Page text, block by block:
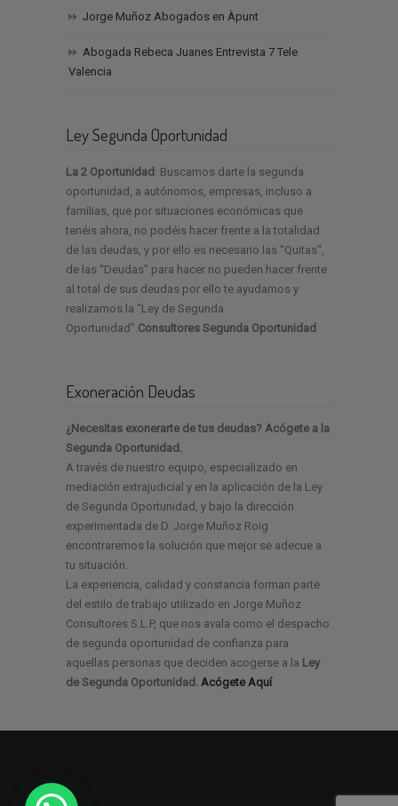
Jorge Muñoz Abogados en Àpunt
Abogada Rebeca Juanes Entrevista 7 Tele
Valencia
Ley Segunda Oportunidad
La 2 Oportunidad : Buscamos darte la segunda
oportunidad, a autónomos, empresas, incluso a
familias, que por situaciones económicas que
tenéis ahora, no podéis hacer frente a la totalidad
de las deudas, y por ello es necesario las “Quitas“,
de las “Deudas” para hacer no pueden hacer frente
al total de sus deudas por ello te ayudamos y
realizamos la “Ley de Segunda
Oportunidad”. Consultores Segunda Oportunidad
Exoneración Deudas
¿Necesitas exonerarte de tus deudas? Acógete a la
Segunda Oportunidad.
A través de nuestro equipo, especializado en
mediación extrajudicial y en la aplicación de la Ley
de Segunda Oportunidad, y bajo la dirección
experimentada de D. Jorge Muñoz Roig
encontraremos la solución que mejor se adecue a
tu situación.
La experiencia, calidad y constancia forman parte
del estilo de trabajo utilizado en Jorge Muñoz
Consultores S.L.P, que nos avala como el despacho
de segunda oportunidad de confianza para
aquellas personas que deciden acogerse a la Ley
de Segunda Oportunidad. Acógete Aquí